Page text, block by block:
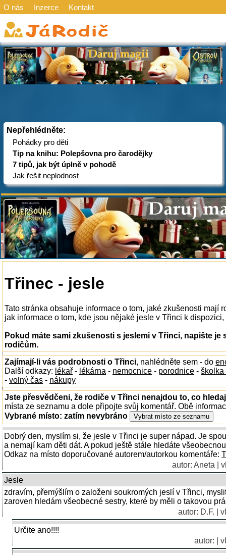
O nás Inzerce Kontakt
Nepřehlédněte:
Pohádky pro děti
Tip na knihu: Polepšovna pro čarodějky
7 tipů, jak být úplně v pohodě
Jak řešit neplodnost
Třinec - jesle
Tato stránka obsahuje informace o tom, jaké zkušenosti mají
jak informace o tom, kde jsou nějaké jesle v Třinci k
Pokud máte sami zkušenosti s jeslemi v Třinci, napište je
rodičům.
Zajímají-li vás podrobnosti o Třinci, nahlédněte sem - do
Další odkazy: lékař - lékárna - nemocnice - porodnice - školka
- volný čas - nákupy
Jste přesvědčeni, že rodiče v Třinci nenajdou to, co
místa ze seznamu a dole připojte svůj komentář. Obě
Vybrané místo: zatím nevybráno
Dobrý den, myslím si, že jesle v Třinci je super nápad. Je
a nemají kam děti dát. A pokud ještě stále hledáte
Odkaz na místo doporučované autorem/autorkou komentáře:
autor: Aneta |
Jesle
zdravím, přemýšlím o založeni soukromých jeslí v Třinci,
zaroven hledám všeobecné sestry, které by měli o takovou
autor: D.F. |
Určite ano!!!!
autor: |